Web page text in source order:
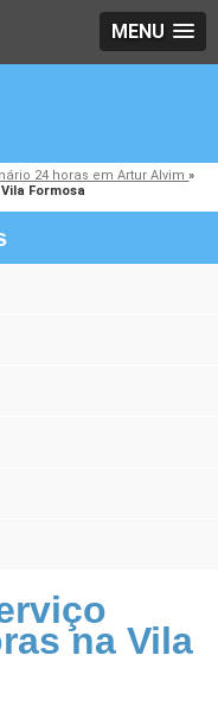
MENU
24 horas em Artur Alvim»
Formosa
na Vila